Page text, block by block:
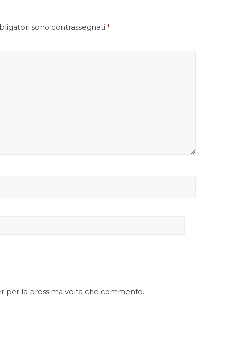
sono contrassegnati *
per la prossima volta che commento.